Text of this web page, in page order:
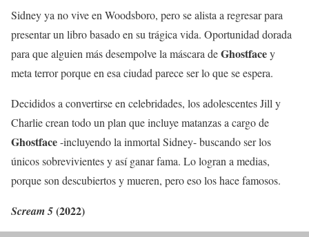
Sidney ya no vive en Woodsboro, pero se alista a regresar para
presentar un libro basado en su trágica vida. Oportunidad dorada
para que alguien más desempolve la máscara deGhostfacey
meta terror porque en esa ciudad parece ser lo que se espera.
Decididos a convertirse en celebridades, los adolescentes Jill y
Charlie crean todo un plan que incluye matanzas a cargo de
Ghostface-incluyendo la inmortal Sidney- buscando ser los
únicos sobrevivientes y así ganar fama. Lo logran a medias,
porque son descubiertos y mueren, pero eso los hace famosos.
Scream 5(2022)